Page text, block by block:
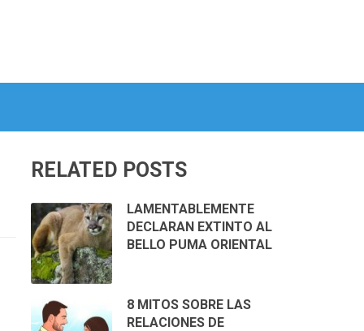
RELATED POSTS
LAMENTABLEMENTE
DECLARAN EXTINTO AL
BELLO PUMA ORIENTAL
8 MITOS SOBRE LAS
RELACIONES DE